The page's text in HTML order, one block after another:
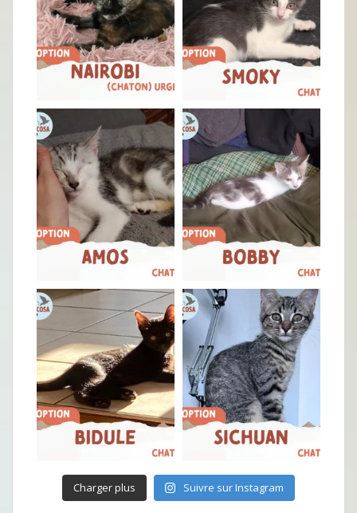
Charger plus Suivre sur Instagram